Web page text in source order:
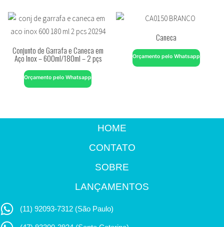
Conjunto de Garrafa e Caneca em
Aço Inox – 600ml/180ml – 2 pçs
Orçamento pelo Whatsapp
Caneca
Orçamento pelo Whatsapp
HOME
CONTATO
SOBRE
LANÇAMENTOS
(11) 92093-7312 (São Paulo)